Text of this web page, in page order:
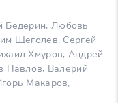
Бедерин, Любовь
Щеголев, Сергей
Хмуров, Андрей
Павлов, Валерий
Макаров,